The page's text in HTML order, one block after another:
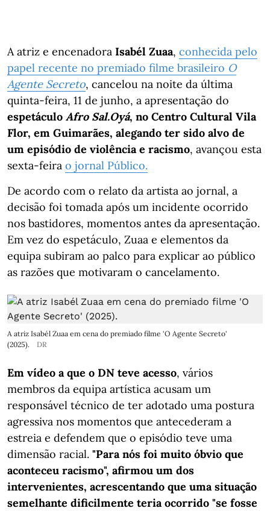
A atriz e encenadora Isabél Zuaa, conhecida pelo
papel recente no premiado filme brasileiro O
Agente Secreto, cancelou na noite da última
quinta-feira, 11 de junho, a apresentação do
espetáculo Afro Sal.Oyá, no Centro Cultural Vila
Flor, em Guimarães, alegando ter sido alvo de
um episódio de violência e racismo, avançou esta
sexta-feira o jornal Público.
De acordo com o relato da artista ao jornal, a
decisão foi tomada após um incidente ocorrido
nos bastidores, momentos antes da apresentação.
Em vez do espetáculo, Zuaa e elementos da
equipa subiram ao palco para explicar ao público
as razões que motivaram o cancelamento.
A atriz Isabél Zuaa em cena do premiado filme 'O Agente Secreto'
(2025).
DR
Em vídeo a que o DN teve acesso, vários
membros da equipa artística acusam um
responsável técnico de ter adotado uma postura
agressiva nos momentos que antecederam a
estreia e defendem que o episódio teve uma
dimensão racial. "Para nós foi muito óbvio que
aconteceu racismo", afirmou um dos
intervenientes, acrescentando que uma situação
semelhante dificilmente teria ocorrido "se fosse